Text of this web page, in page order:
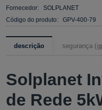
Fornecedor:
SOLPLANET
Código do produto:
GPV-400-79
descrição segurança
Solplanet
de Rede